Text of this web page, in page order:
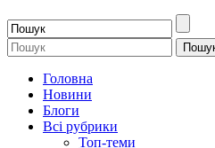
Головна
Новини
Блоги
Всі рубрики
Топ-теми